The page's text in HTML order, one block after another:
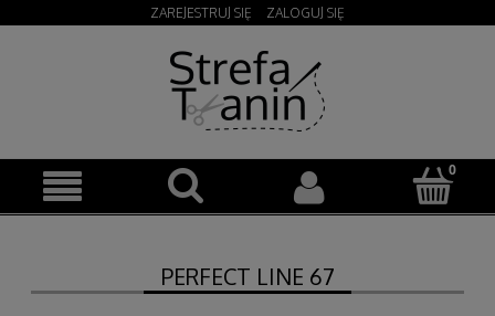
ZAREJESTRUJ SIĘ ZALOGUJ SIĘ
PERFECT LINE 67